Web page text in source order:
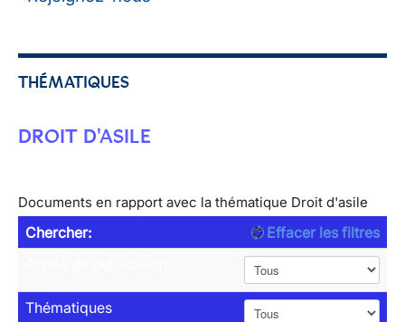
THÉMATIQUES
DROIT D'ASILE
Documents en rapport avec la thématique Droit d'asile
Chercher:
Effacer les filtres
Thématiques